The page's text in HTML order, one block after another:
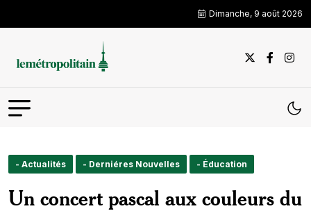
Dimanche, 9 août 2026
- Actualités - Derniéres Nouvelles - Éducation
Un concert pascal aux couleurs du